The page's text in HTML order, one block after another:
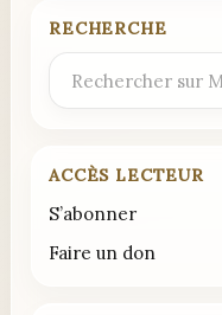
RECHERCHE
Rechercher
ACCÈS LECTEUR
S’abonner
Faire un don